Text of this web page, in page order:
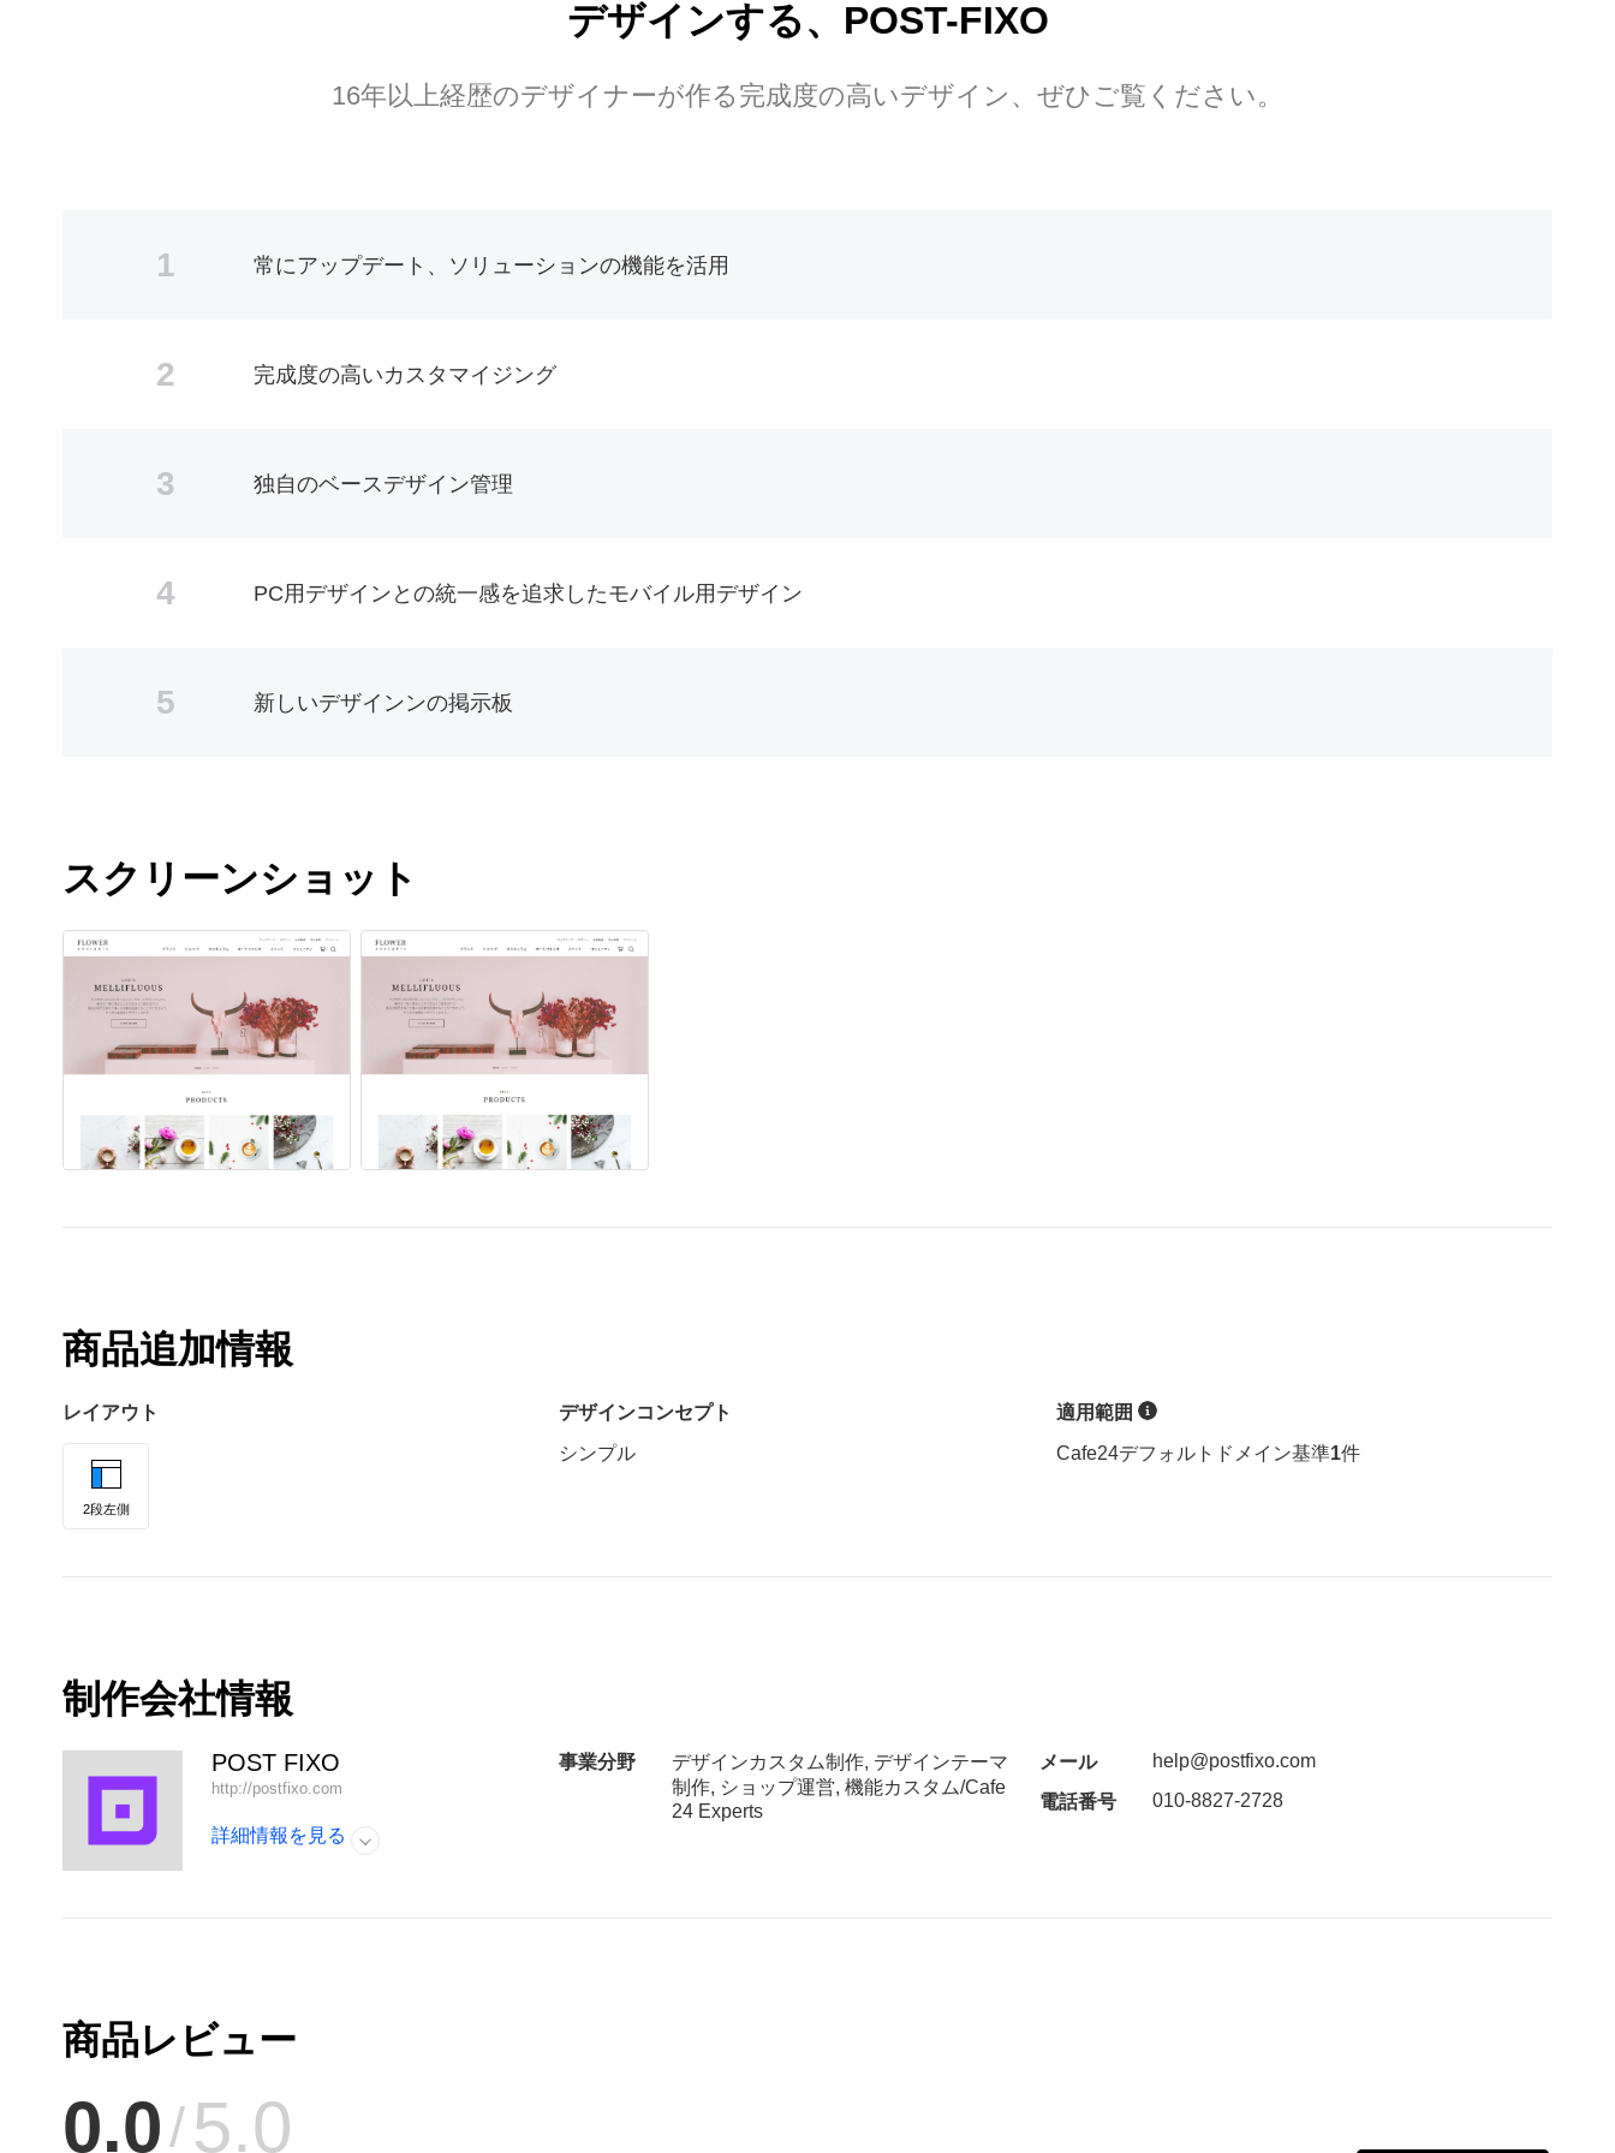
デザインする、POST-FIXO
16年以上経歴のデザイナーが作る完成度の高いデザイン、ぜひご覧ください。
1 常にアップデート、ソリューションの機能を活用
2 完成度の高いカスタマイジング
3 独自のベースデザイン管理
4 PC用デザインとの統一感を追求したモバイル用デザイン
5 新しいデザインンの掲示板
スクリーンショット
商品追加情報
レイアウト
2段左側
デザインコンセプト
シンプル
適用範囲
Cafe24デフォルトドメイン基準1件
制作会社情報
POST FIXO
http://postfixo.com
詳細情報を見る
事業分野
デザインカスタム制作, デザインテーマ
制作, ショップ運営, 機能カスタム/Cafe
24 Experts
メール
help@postfixo.com
電話番号
010-8827-2728
商品レビュー
0.0 5.0